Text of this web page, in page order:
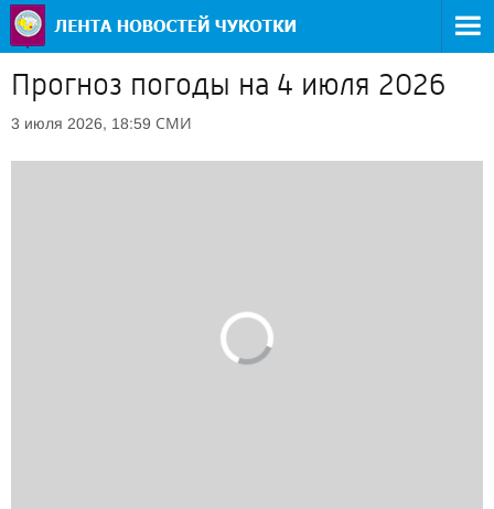
Прогноз погоды на 4 июля 2026
3 июля 2026, 18:59 СМИ